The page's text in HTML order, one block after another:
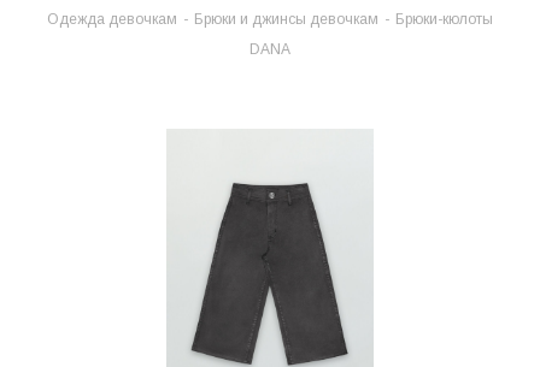
Одежда девочкам - Брюки и джинсы девочкам - Брюки-кюлоты
DANA